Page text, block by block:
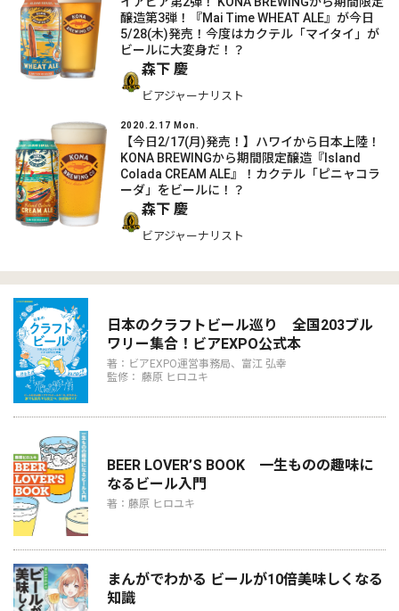
醸造第3弾！『Mai Time WHEAT ALE』が今日
5/28(木)発売！今度はカクテル「マイタイ」が
ビールに大変身だ！？
森下 慶
ビアジャーナリスト
2020.2.17 Mon.
【今日2/17(月)発売！】ハワイから日本上陸！
KONA BREWINGから期間限定醸造『Island
Colada CREAM ALE』！カクテル「ピニャコラ
ーダ」をビールに！？
森下 慶
ビアジャーナリスト
日本のクラフトビール巡り 全国203ブル
ワリー集合！ビアEXPO公式本
著：ビアEXPO運営事務局、富江 弘幸
監修： 藤原 ヒロユキ
BEER LOVER’S BOOK 一生ものの趣味に
なるビール入門
著：藤原 ヒロユキ
まんがでわかる ビールが10倍美味しくなる
知識